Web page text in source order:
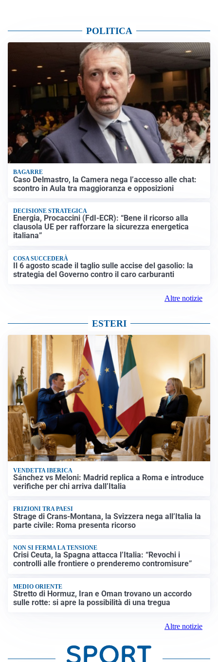
POLITICA
BAGARRE
Caso Delmastro, la Camera nega l’accesso alle chat:
scontro in Aula tra maggioranza e opposizioni
DECISIONE STRATEGICA
Energia, Procaccini (FdI-ECR): “Bene il ricorso alla
clausola UE per rafforzare la sicurezza energetica
italiana”
COSA SUCCEDERÀ
Il 6 agosto scade il taglio sulle accise del gasolio: la
strategia del Governo contro il caro carburanti
Altre notizie
ESTERI
VENDETTA IBERICA
Sánchez vs Meloni: Madrid replica a Roma e introduce
verifiche per chi arriva dall’Italia
FRIZIONI TRA PAESI
Strage di Crans-Montana, la Svizzera nega all’Italia la
parte civile: Roma presenta ricorso
NON SI FERMA LA TENSIONE
Crisi Ceuta, la Spagna attacca l’Italia: “Revochi i
controlli alle frontiere o prenderemo contromisure”
MEDIO ORIENTE
Stretto di Hormuz, Iran e Oman trovano un accordo
sulle rotte: si apre la possibilità di una tregua
Altre notizie